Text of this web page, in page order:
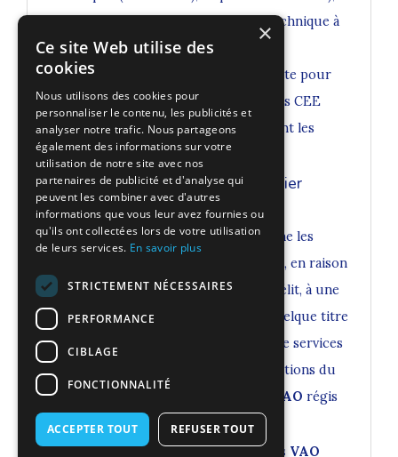
je vous invite, pour toute question technique à
prendre l’attache, au cas par cas, de la
DIRECCTE de votre région, compétente pour
apprécier la légalité de la rédaction des CEE
proposés aux personnes accompagnant les
vacanciers lors des séjours VAO.
II-2 Les éléments relatifs au casier
judiciaire
L'article L. 133-6 du CASF qui détermine les
différentes incapacités qui interdisent, en raison
d'une condamnation pour crime ou délit, à une
personne d'exercer une fonction à quelque titre
que ce soit au sein d'établissements, de services
ou de lieux de vie régis par les dispositions du
CASF, ne s'applique pas aux
séjours VAO régis
par le code du tourisme.
Il n'en reste pas moins que lesséjours VAO
×
Ce site Web utilise des
cookies
Nous utilisons des cookies pour
personnaliser le contenu, les publicités et
analyser notre trafic. Nous partageons
également des informations sur votre
utilisation de notre site avec nos
partenaires de publicité et d'analyse qui
peuvent les combiner avec d'autres
informations que vous leur avez fournies ou
qu'ils ont collectées lors de votre utilisation
de leurs services. En savoir plus
STRICTEMENT NÉCESSAIRES
PERFORMANCE
CIBLAGE
FONCTIONNALITÉ
ACCEPTER TOUT REFUSER TOUT